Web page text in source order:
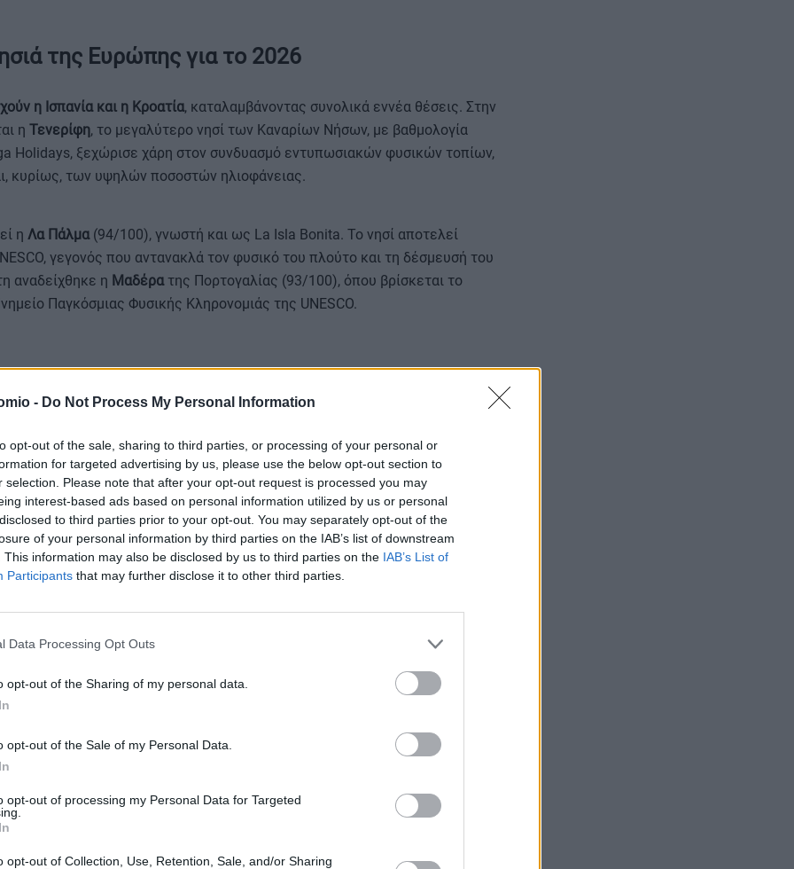
- Do Not Process My Personal Information
opt-out of the sale, sharing to third parties, or processing of your personal or
for targeted advertising by us, please use the below opt-out section to
selection. Please note that after your opt-out request is processed you may
interest-based ads based on personal information utilized by us or personal
to third parties prior to your opt-out. You may separately opt-out of the
of your personal information by third parties on the IAB’s list of downstream
This information may also be disclosed by us to third parties on the IAB’s List of
Participants that may further disclose it to other third parties.
Data Processing Opt Outs
opt-out of the Sharing of my personal data.
opt-out of the Sale of my Personal Data.
opt-out of processing my Personal Data for Targeted
opt-out of Collection, Use, Retention, Sale, and/or Sharing
της Ευρώπης για το 2026
η Ισπανία και η Κροατία, καταλαμβάνοντας συνολικά εννέα θέσεις. Στην
η Τενερίφη, το μεγαλύτερο νησί των Καναρίων Νήσων, με βαθμολογία
Holidays, ξεχώρισε χάρη στον συνδυασμό εντυπωσιακών φυσικών τοπίων,
κυρίως, των υψηλών ποσοστών ηλιοφάνειας.
η Λα Πάλμα(94/100), γνωστή και ως La Isla Bonita. Το νησί αποτελεί
γεγονός που αντανακλά τον φυσικό του πλούτο και τη δέσμευσή του
αναδείχθηκε η Μαδέρατης Πορτογαλίας (93/100), όπου βρίσκεται το
Παγκόσμιας Φυσικής Κληρονομιάς της UNESCO.
δύο νησιά της Κροατίας: η μεσαιωνική
της Αδριατικής που ελάχιστα έχει παρέμβει άνθρωπος, ιδανικό για
διακοπές.
εξής:
Ισπανία – 95/100
Ισπανία – 94/100
100
Κροατία – 92/100
Κροατία – 90/100Μ
Ισπανία – 89/100
– 88/100
Κροατία – 87/100
Ισπανία – 86/100
Ισπανία – 85/100
βάσει ηλιοφάνειας
στην κατηγορία του καιρού, χάρη στις ήπιες θερμοκρασίες και τη μεγάλη
τη διάρκεια του έτους.